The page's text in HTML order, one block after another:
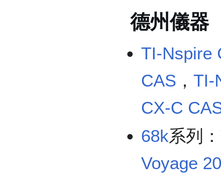
德州儀器
TI-Nspire
CAS ，TI-
CX-C
68k系列：
Voyage